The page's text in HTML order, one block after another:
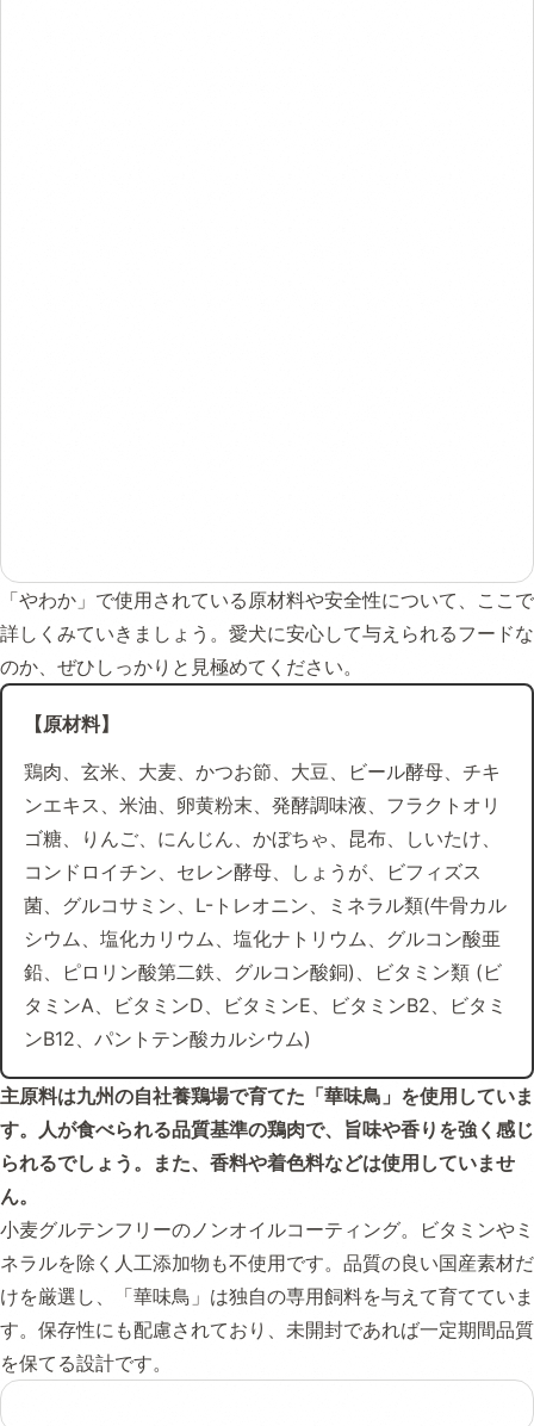
「やわか」で使用されている原材料や安全性について、ここで
詳しくみていきましょう。愛犬に安心して与えられるフードな
のか、ぜひしっかりと見極めてください。
【原材料】
鶏肉、玄米、大麦、かつお節、大豆、ビール酵母、チキ
ンエキス、米油、卵黄粉末、発酵調味液、フラクトオリ
ゴ糖、りんご、にんじん、かぼちゃ、昆布、しいたけ、
コンドロイチン、セレン酵母、しょうが、ビフィズス
菌、グルコサミン、L-トレオニン、ミネラル類(牛骨カル
シウム、塩化カリウム、塩化ナトリウム、グルコン酸亜
鉛、ピロリン酸第二鉄、グルコン酸銅)、ビタミン類 (ビ
タミンA、ビタミンD、ビタミンE、ビタミンB2、ビタミ
ンB12、パントテン酸カルシウム)
主原料は九州の自社養鶏場で育てた「華味鳥」を使用していま
す。人が食べられる品質基準の鶏肉で、旨味や香りを強く感じ
られるでしょう。また、香料や着色料などは使用していませ
ん。
小麦グルテンフリーのノンオイルコーティング。ビタミンやミ
ネラルを除く人工添加物も不使用です。品質の良い国産素材だ
けを厳選し、「華味鳥」は独自の専用飼料を与えて育てていま
す。保存性にも配慮されており、未開封であれば一定期間品質
を保てる設計です。